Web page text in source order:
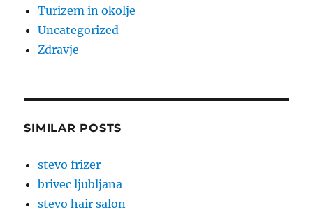
Turizem in okolje
Uncategorized
Zdravje
SIMILAR POSTS
stevo frizer
brivec ljubljana
stevo hair salon